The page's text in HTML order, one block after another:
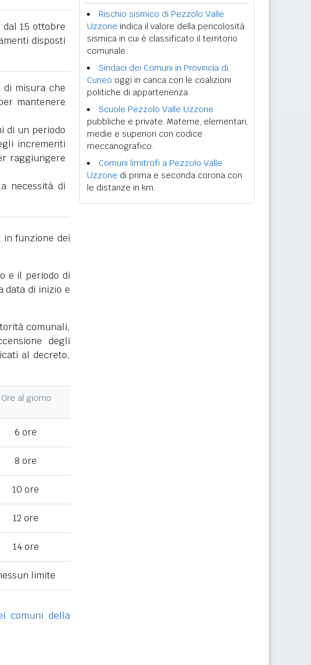
15 ottobre
disposti
misura che
mantenere
di un periodo
incrementi
raggiungere
necessità di
in funzione dei
e il periodo di
data di inizio e
comunali,
degli
al decreto,
Ore al giorno
6 ore
8 ore
10 ore
12 ore
14 ore
limite
comuni della
Rischio sismico di Pezzolo Valle
Uzzone indica il valore della pericolosità
sismica in cui è classificato il territorio
comunale.
Sindaci dei Comuni in Provincia di
Cuneo oggi in carica con le coalizioni
politiche di appartenenza.
Scuole Pezzolo Valle Uzzone
pubbliche e private. Materne, elementari,
medie e superiori con codice
meccanografico.
Comuni limitrofi a Pezzolo Valle
Uzzone di prima e seconda corona con
le distanze in km.